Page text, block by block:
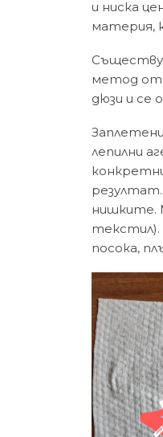
и ниска
материя,
метод от
дюзи и се
лепилни
нишките.
текстил).
посока,